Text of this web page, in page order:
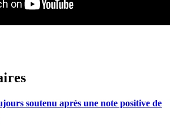
soutenu après une note positive de